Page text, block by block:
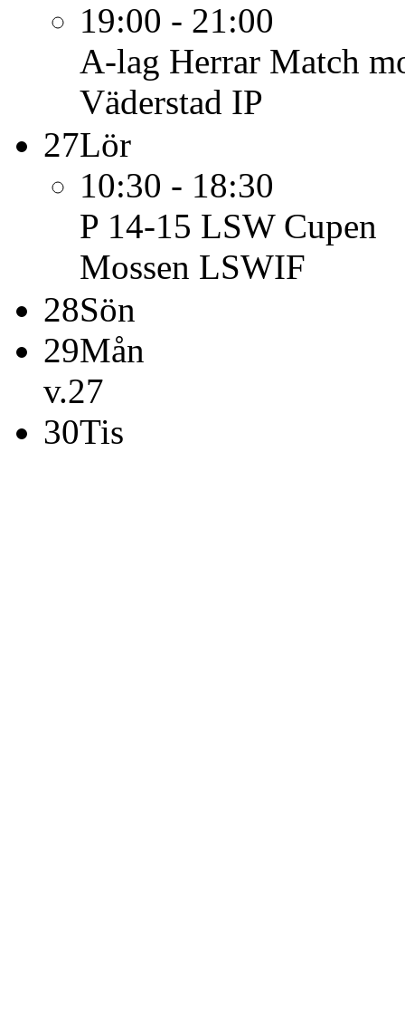
19:00 - 21:00
A-lag Herrar Match
Väderstad IP
27Lör
10:30 - 18:30
P 14-15 LSW Cupen
Mossen LSWIF
28Sön
29Mån
v.27
30Tis